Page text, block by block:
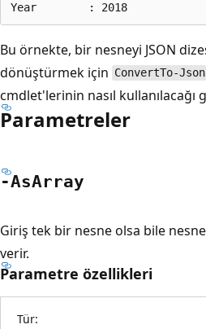
Bu örnekte, bir nesneyi JSON
dönüştürmek için ConvertTo-Json
cmdlet'lerinin nasıl kullanılacağı
Parametreler
-AsArray
Giriş tek bir nesne olsa bile
verir.
Parametre özellikleri
Tür: